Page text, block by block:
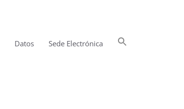
Datos Sede Electrónica